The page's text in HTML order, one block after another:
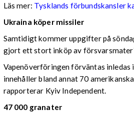
Läs mer: Tysklands förbundskansler
Ukraina köper missiler
Samtidigt kommer uppgifter på
gjort ett stort inköp av
Vapenöverföringen förväntas inledas
innehåller bland annat 70
rapporterar Kyiv Independent.
47 000 granater